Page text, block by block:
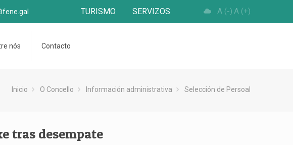
TURISMO SERVIZOS A (-) A (+)
nós Contacto
Inicio O Concello Información administrativa Selección de Persoal
tras desempate